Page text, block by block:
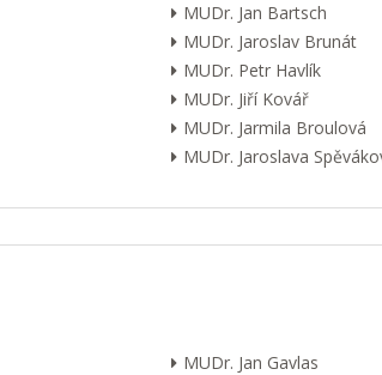
MUDr. Jan Bartsch
MUDr. Jaroslav Brunát
MUDr. Petr Havlík
MUDr. Jiří Kovář
MUDr. Jarmila Broulová
MUDr. Jaroslava
MUDr. Jan Gavlas